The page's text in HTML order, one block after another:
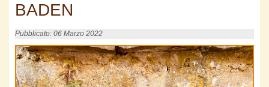
BADEN
Pubblicato: 06 Marzo 2022